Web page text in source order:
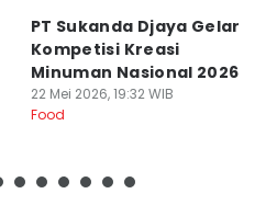
PT Sukanda Djaya Gelar
Kompetisi Kreasi
Minuman Nasional 2026
22 Mei 2026, 19:32 WIB
Food